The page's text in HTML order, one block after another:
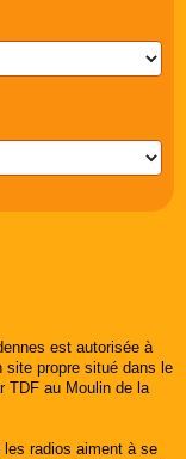
est autorisée à
site propre situé dans le
TDF au Moulin de la
radios aiment à se